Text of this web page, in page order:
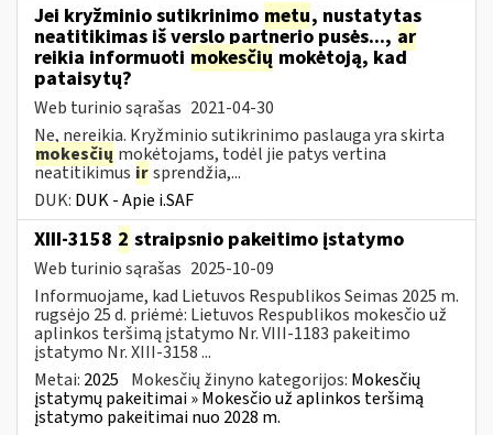
Jei kryžminio sutikrinimo metu, nustatytas
neatitikimas iš verslo partnerio pusės..., ar
reikia informuoti mokesčių mokėtoją, kad
pataisytų?
Web turinio sąrašas 2021-04-30
Ne, nereikia. Kryžminio sutikrinimo paslauga yra skirta
mokesčių mokėtojams, todėl jie patys vertina
neatitikimus irsprendžia,...
DUK: DUK - Apie i.SAF
XIII-3158 2 straipsnio pakeitimo įstatymo
Web turinio sąrašas 2025-10-09
Informuojame, kad Lietuvos Respublikos Seimas 2025 m.
rugsėjo 25 d. priėmė: Lietuvos Respublikos mokesčio už
aplinkos teršimą įstatymo Nr. VIII-1183 pakeitimo
įstatymo Nr. XIII-3158 ...
Metai: 2025 Mokesčių žinyno kategorijos: Mokesčių
įstatymų pakeitimai » Mokesčio už aplinkos teršimą
įstatymo pakeitimai nuo 2028 m.